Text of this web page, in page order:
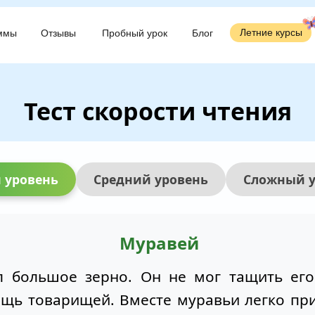
Отзывы Блог
Пробный урок Летние курсы
Отзывы Блог
Пробный урок Летние курсы
Тест скорости чтения
Средний уровень Сложный
Муравей
большое зерно. Он не мог тащить
товарищей. Вместе муравьи легко